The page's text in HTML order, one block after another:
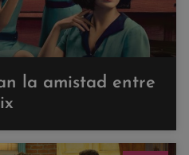
la amistad entre